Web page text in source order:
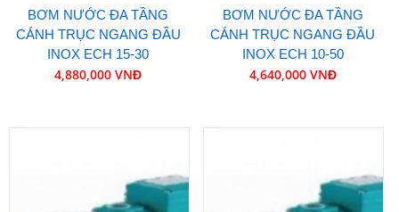
BƠM NƯỚC ĐA TẦNG
CÁNH TRỤC NGANG ĐẦU
INOX ECH 15-30
4,880,000 VNĐ
BƠM NƯỚC ĐA TẦNG
CÁNH TRỤC NGANG ĐẦU
INOX ECH 10-50
4,640,000 VNĐ